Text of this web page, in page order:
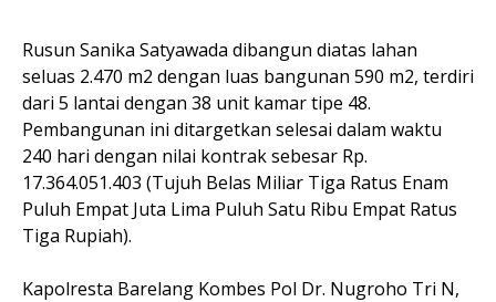
Rusun Sanika Satyawada dibangun diatas lahan
seluas 2.470 m2 dengan luas bangunan 590 m2, terdiri
dari 5 lantai dengan 38 unit kamar tipe 48.
Pembangunan ini ditargetkan selesai dalam waktu
240 hari dengan nilai kontrak sebesar Rp.
17.364.051.403 (Tujuh Belas Miliar Tiga Ratus Enam
Puluh Empat Juta Lima Puluh Satu Ribu Empat Ratus
Tiga Rupiah).
Kapolresta Barelang Kombes Pol Dr. Nugroho Tri N,